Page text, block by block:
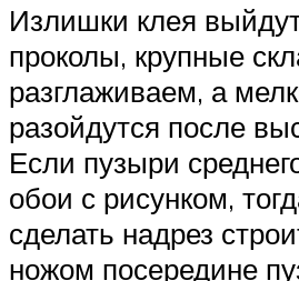
Излишки клея
проколы, крупные
разглаживаем, а
разойдутся после
Если пузыри
обои с рисунком,
сделать надрез
ножом посередине